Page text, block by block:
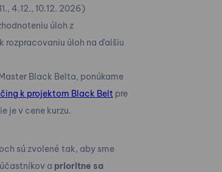
4.12., 10.12. 2026)
úloh z
rozpracovaniu úloh na ďalšiu
Black Belta, ponúkame
k projektom Black Belt pre
je v cene kurzu.
sú zvolené tak, aby sme
a prioritne sa